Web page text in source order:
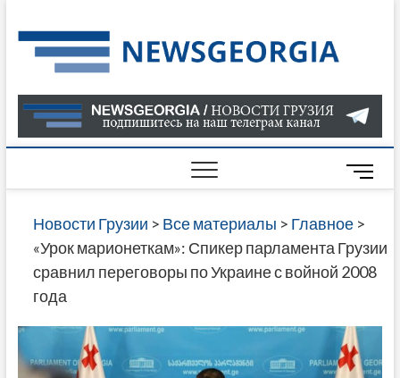
to
content
О
В
ГРУЗИИ
САЙТЕ
M
e
n
u
B
t
o
Новости Грузии > Все материалы > Главное>
«Урок марионеткам»: Спикер парламента Грузии
сравнил переговоры по Украине с войной 2008
года